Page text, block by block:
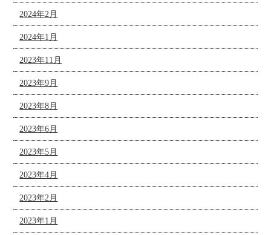
2024年2月
2024年1月
2023年11月
2023年9月
2023年8月
2023年6月
2023年5月
2023年4月
2023年2月
2023年1月